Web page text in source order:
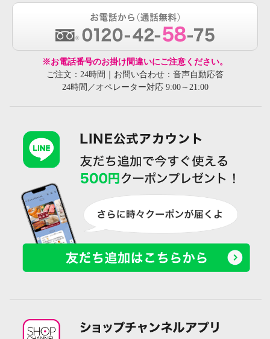
菰田総料理長 甘海老入り特製万
菰田総料理長 ジューシー餃子＆
本格手包み肉焼売
¥0
※お電話番号のお掛け間違いにご注意ください。
ご注文：24時間｜お問い合わせ：音声自動応答
24時間／オペレーター対応 9:00～21:00